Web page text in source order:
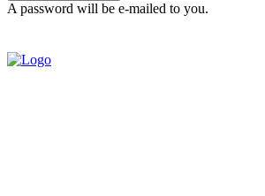
A password will be e-mailed to you.